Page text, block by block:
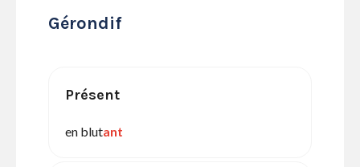
Gérondif
Présent
en blutant